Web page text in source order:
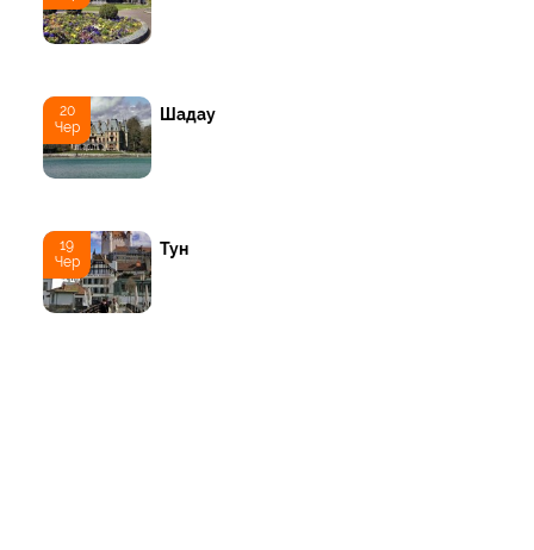
20
Чер
Шадау
19
Чер
Тун